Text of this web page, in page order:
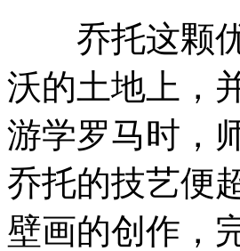
乔托这颗优
沃的土地上，
游学罗马时，
乔托的技艺便
壁画的创作，